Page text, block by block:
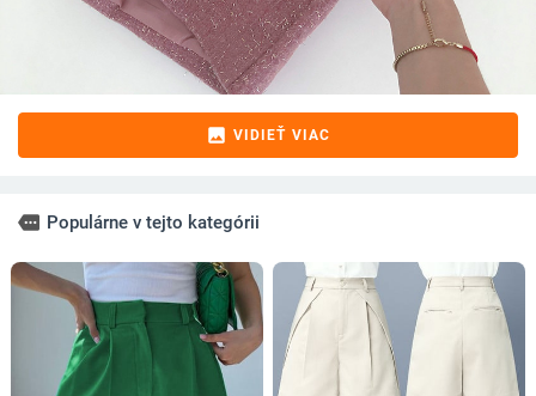
image VIDIEŤ VIAC
more Populárne v tejto kategórii